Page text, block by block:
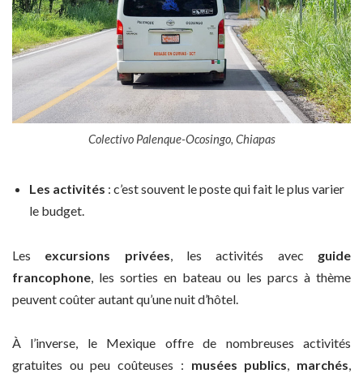
Colectivo Palenque-Ocosingo, Chiapas
Les activités : c’est souvent le poste qui fait le plus varier
le budget.
Les excursions privées , les activités avec guide
francophone , les sorties en bateau ou les parcs à thème
peuvent coûter autant qu’une nuit d’hôtel.
À l’inverse, le Mexique offre de nombreuses activités
gratuites ou peu coûteuses : musées publics, marchés,